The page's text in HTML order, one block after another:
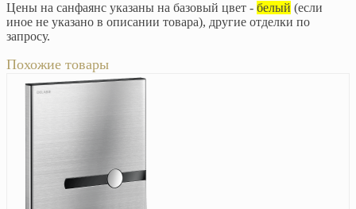
Цены на санфаянс указаны на базовый цвет - белый (если
иное не указано в описании товара), другие отделки по
запросу.
Похожие товары